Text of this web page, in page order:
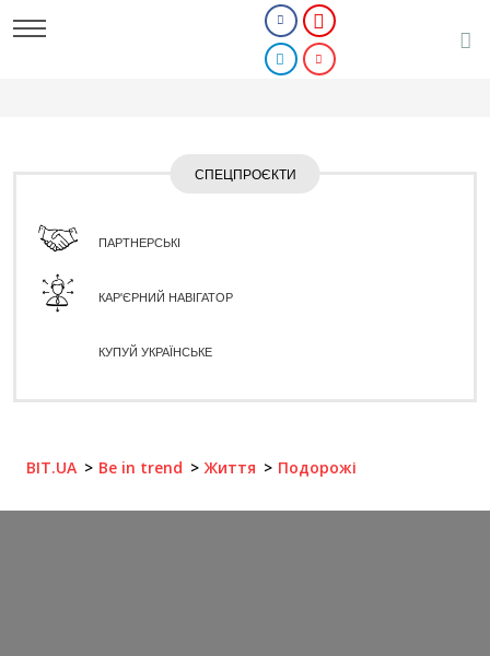
СПЕЦПРОЄКТИ
ПАРТНЕРСЬКІ
КАР'ЄРНИЙ НАВІГАТОР
КУПУЙ УКРАЇНСЬКЕ
BIT.UA Be in trend Життя Подорожі